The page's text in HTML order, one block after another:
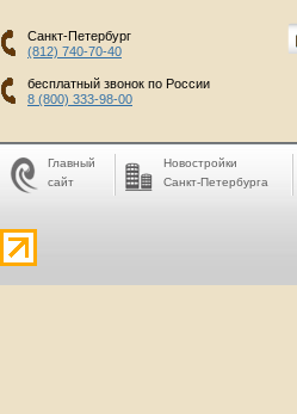
Санкт-Петербург
(812) 740-70-40
бесплатный звонок по России
8 (800) 333-98-00
Главный
сайт
Новостройки
Санкт-Петербурга